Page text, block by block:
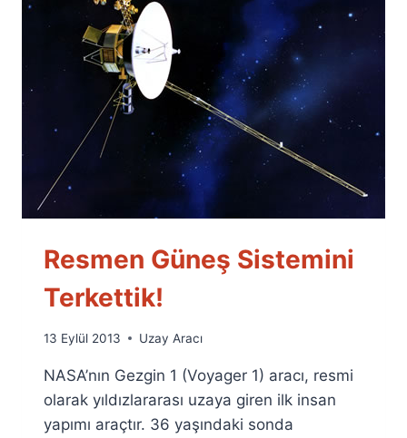
Resmen Güneş Sistemini
Terkettik!
By
Fuat
Özyar
13 Eylül 2013 Uzay Aracı
NASA’nın Gezgin 1 (Voyager 1) aracı, resmi
olarak yıldızlararası uzaya giren ilk insan
yapımı araçtır. 36 yaşındaki sonda